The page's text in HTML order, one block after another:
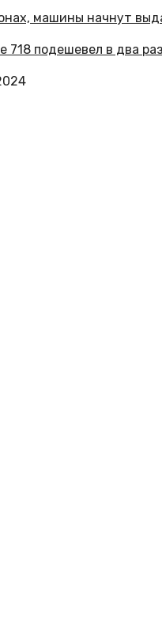
машины начнут